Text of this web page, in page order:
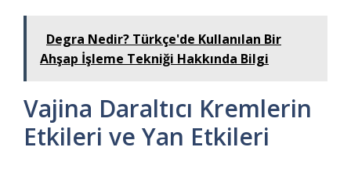
Degra Nedir? Türkçe'de Kullanılan Bir
Ahşap İşleme Tekniği Hakkında Bilgi
Vajina Daraltıcı Kremlerin
Etkileri ve Yan Etkileri